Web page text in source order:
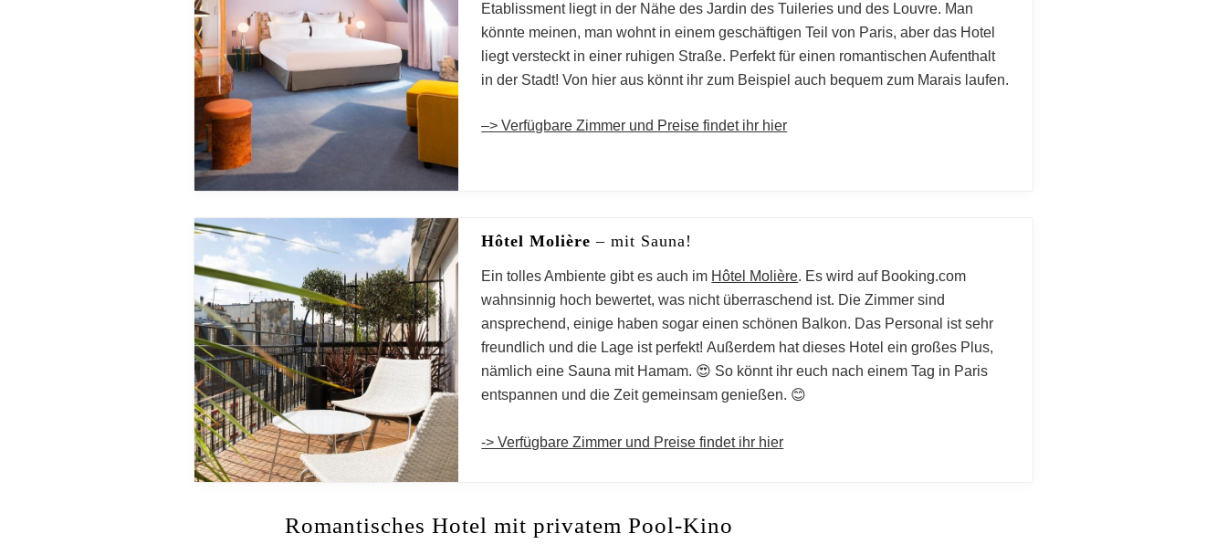
Romantische Hotels in
Paris
Etablissment liegt in der Nähe des Jardin des Tuileries und des Louvre. Man
könnte meinen, man wohnt in einem geschäftigen Teil von Paris, aber das Hotel
liegt versteckt in einer ruhigen Straße. Perfekt für einen romantischen Aufenthalt
in der Stadt! Von hier aus könnt ihr zum Beispiel auch bequem zum Marais laufen.
–> Verfügbare Zimmer und Preise findet ihr hier
Hôtel Molière – mit Sauna!
Ein tolles Ambiente gibt es auch im Hôtel Molière. Es wird auf Booking.com
wahnsinnig hoch bewertet, was nicht überraschend ist. Die Zimmer sind
ansprechend, einige haben sogar einen schönen Balkon. Das Personal ist sehr
freundlich und die Lage ist perfekt! Außerdem hat dieses Hotel ein großes Plus,
nämlich eine Sauna mit Hamam. 😍 So könnt ihr euch nach einem Tag in Paris
entspannen und die Zeit gemeinsam genießen. 😊
-> Verfügbare Zimmer und Preise findet ihr hier
Romantisches Hotel mit privatem Pool-Kino